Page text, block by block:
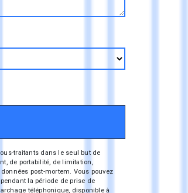
traitants dans le seul but de
de portabilité, de limitation,
post-mortem. Vous pouvez
la période de prise de
téléphonique, disponible à